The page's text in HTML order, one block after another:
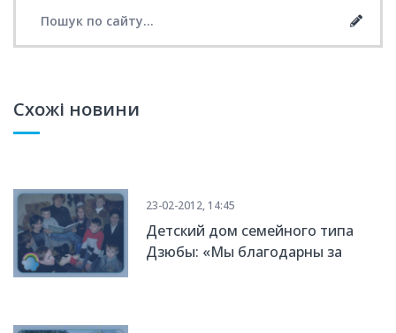
Схожі новини
23-02-2012, 14:45
Детский дом семейного типа
Дзюбы: «Мы благодарны за